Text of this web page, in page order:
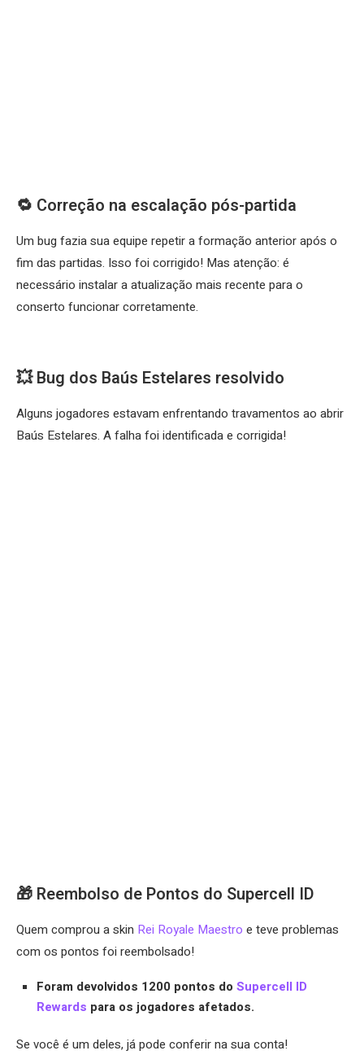
🔁 Correção na escalação pós-partida
Um bug fazia sua equipe repetir a formação anterior após o
fim das partidas. Isso foi corrigido! Mas atenção: é
necessário instalar a atualização mais recente para o
conserto funcionar corretamente.
💥 Bug dos Baús Estelares resolvido
Alguns jogadores estavam enfrentando travamentos ao abrir
Baús Estelares. A falha foi identificada e corrigida!
🎁 Reembolso de Pontos do Supercell ID
Quem comprou a skin Rei Royale Maestro e teve problemas
com os pontos foi reembolsado!
Foram devolvidos 1200 pontos do Supercell ID
Rewards para os jogadores afetados.
Se você é um deles, já pode conferir na sua conta!